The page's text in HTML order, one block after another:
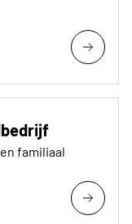
familiaal